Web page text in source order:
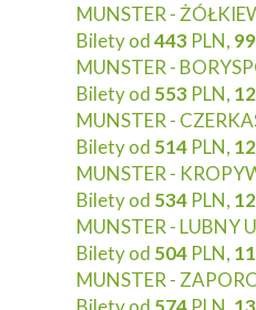
MUNSTER -
Bilety od443 PLN, 99
MUNSTER -
Bilety od 553 PLN,
MUNSTER -
Bilety od 514 PLN,
MUNSTER -
Bilety od 534 PLN,
MUNSTER - LUBNY
Bilety od 504 PLN,
MUNSTER -